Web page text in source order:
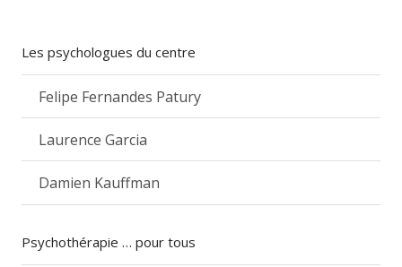
Les psychologues du centre
Felipe Fernandes Patury
Laurence Garcia
Damien Kauffman
Psychothérapie … pour tous